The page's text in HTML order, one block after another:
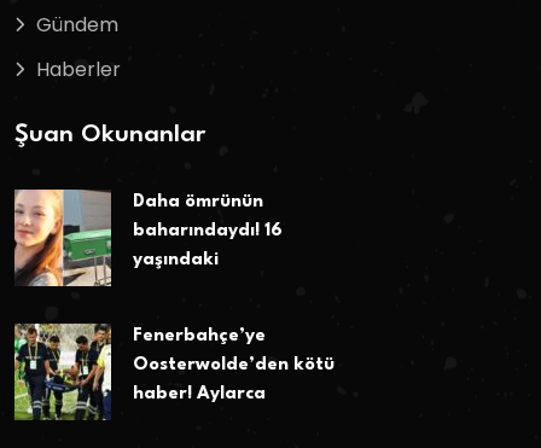
Gündem
Haberler
Şuan Okunanlar
Daha ömrünün
baharındaydı! 16
yaşındaki
Fenerbahçe’ye
Oosterwolde’den kötü
haber! Aylarca